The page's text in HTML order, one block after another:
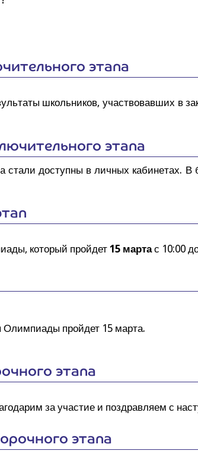
этапа
школь­ни­ков, участ­во­вав­ших в
этапа
ста­ли доступ­ны в лич­ных
кото­рый прой­дет15 мар­тас 10:00
прой­дет 15 мар­та.
этапа
за уча­стие и поздрав­ля­ем с
этапа